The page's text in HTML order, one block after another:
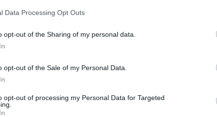
Data Processing Opt Outs
opt-out of the Sharing of my personal data.
opt-out of the Sale of my Personal Data.
opt-out of processing my Personal Data for Targeted
Θα πληρώσει ο καθένας τα δικά του.
κανείς υπόψη ότι οι δυο τουςείχαν υπογράψει
συμβόλαιο
του Kanye West. Είναι άραγε τυχαίο ότι οι εξελίξεις
λίγες μόνο μέρες μετά την
στον κλαμπ των δισεκατομμυριούχων
του